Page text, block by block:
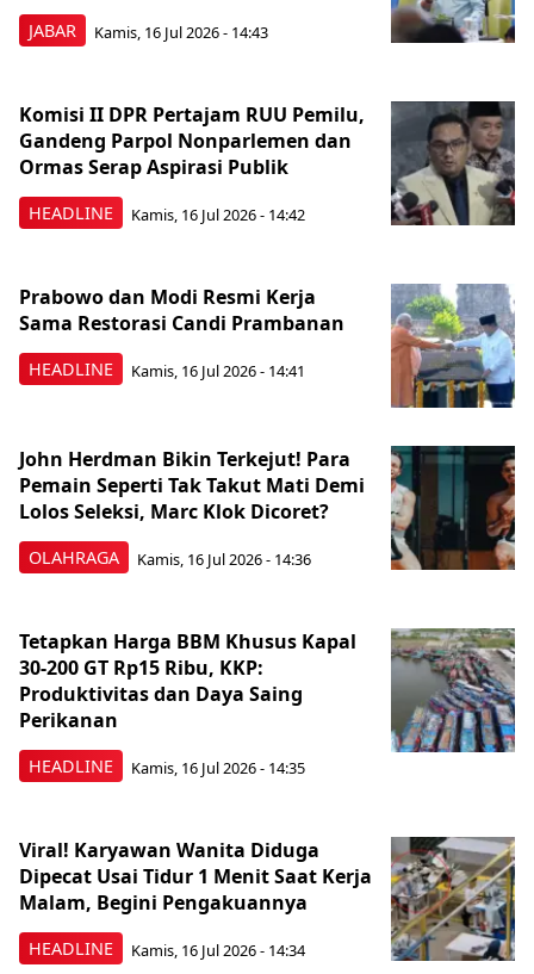
JABAR Kamis, 16 Jul 2026 - 14:43
HEADLINE
Komisi II DPR Pertajam RUU Pemilu,
Gandeng Parpol Nonparlemen dan
Ormas Serap Aspirasi Publik
Kamis, 16 Jul 2026 - 14:42
HEADLINE
Prabowo dan Modi Resmi Kerja
Sama Restorasi Candi Prambanan
Kamis, 16 Jul 2026 - 14:41
OLAHRAGA
John Herdman Bikin Terkejut! Para
Pemain Seperti Tak Takut Mati Demi
Lolos Seleksi, Marc Klok Dicoret?
Kamis, 16 Jul 2026 - 14:36
HEADLINE
Tetapkan Harga BBM Khusus Kapal
30-200 GT Rp15 Ribu, KKP:
Produktivitas dan Daya Saing
Perikanan
Kamis, 16 Jul 2026 - 14:35
HEADLINE
Viral! Karyawan Wanita Diduga
Dipecat Usai Tidur 1 Menit Saat Kerja
Malam, Begini Pengakuannya
Kamis, 16 Jul 2026 - 14:34